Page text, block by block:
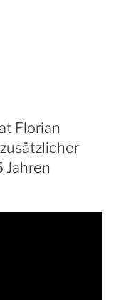
Florian
Jahren